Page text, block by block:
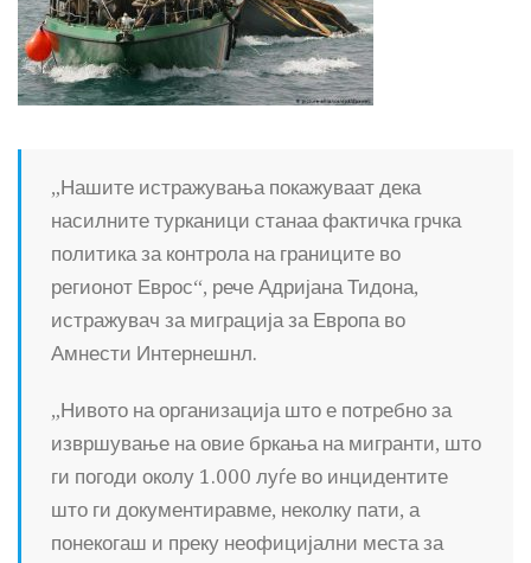
„Нашите истражувања покажуваат дека
насилните турканици станаа фактичка грчка
политика за контрола на границите во
регионот Еврос“, рече Адријана Тидона,
истражувач за миграција за Европа во
Амнести Интернешнл.
„Нивото на организација што е потребно за
извршување на овие бркања на мигранти, што
ги погоди околу 1.000 луѓе во инцидентите
што ги документиравме, неколку пати, а
понекогаш и преку неофицијални места за